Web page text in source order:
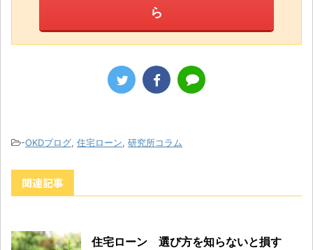
ら
-OKDブログ, 住宅ローン, 研究所コラム
関連記事
住宅ローン 選び方を知らないと損す